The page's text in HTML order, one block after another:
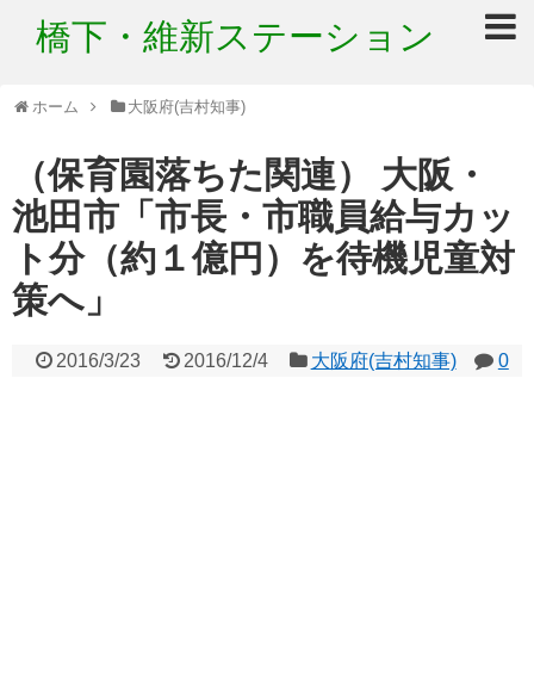
橋下・維新ステーション
ホーム 大阪府(吉村知事)
（保育園落ちた関連） 大阪・
池田市「市長・市職員給与カッ
ト分（約１億円）を待機児童対
策へ」
2016/3/23 2016/12/4 大阪府(吉村知事) 0